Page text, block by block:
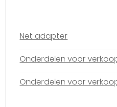
Net adapter
Onderdelen voor
Onderdelen voor